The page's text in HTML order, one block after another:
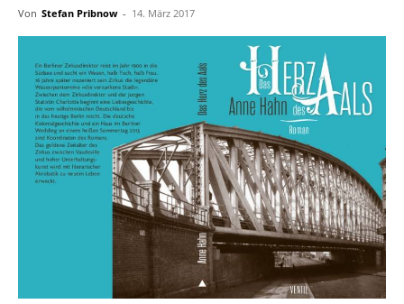
Von Stefan Pribnow - 14. März 2017